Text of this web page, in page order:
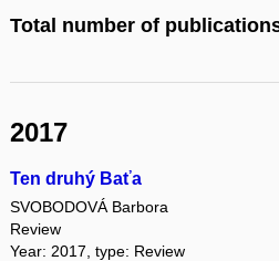
Total number of
2017
Ten druhý Baťa
SVOBODOVÁ Barbora
Review
Year: 2017, type: Review